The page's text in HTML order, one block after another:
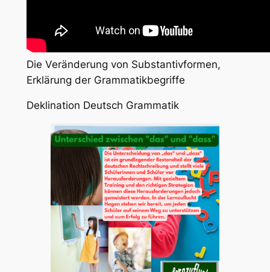
Die Veränderung von Substantivformen,
Erklärung der Grammatikbegriffe
Deklination Deutsch Grammatik